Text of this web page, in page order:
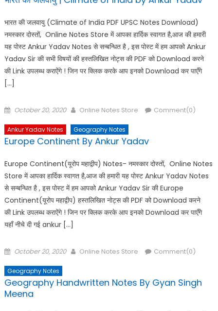
भारत की जलवायु (Climate of India PDF UPSC Notes Download)
नमस्कार दोस्तों, Online Notes Store में आपका हार्दिक स्वागत है,आज की हमारी
यह पोस्ट Ankur Yadav Notes से सन्बन्धित है , इस पोस्ट में हम आपको Ankur
Yadav Sir की सभी विषयों की हस्तलिखित नोट्स की PDF को Download करने
की Link उपलब्ध कराऐंगे ! जिन पर क्लिक करके आप इनको Download कर पाएँगे
[…]
Posted
October 20, 2020 Author
Online Notes Store Comment(0)
Ankur Yadav Notes Geography Notes
Europe Continent By Ankur Yadav
Europe Continent(यूरोप महाद्वीप) Notes- नमस्कार दोस्तों, Online Notes
Store में आपका हार्दिक स्वागत है,आज की हमारी यह पोस्ट Ankur Yadav Notes
से सन्बन्धित है , इस पोस्ट में हम आपको Ankur Yadav Sir की Europe
Continent(यूरोप महाद्वीप) हस्तलिखित नोट्स की PDF को Download करने
की Link उपलब्ध कराऐंगे ! जिन पर क्लिक करके आप इनको Download कर पाएँगे
यहाँ नीचे दी गई ankur […]
Posted
October 20, 2020 Author
Online Notes Store Comment(0)
Geography Notes
Geography Handwritten Notes By Gyan Singh
Meena